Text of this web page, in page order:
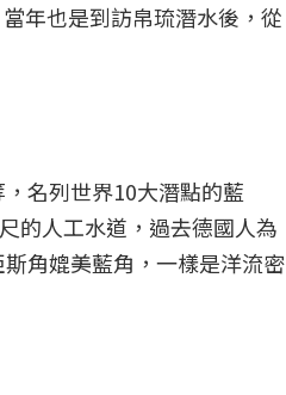
年也是到訪帛琉潛水後，從
名列世界10大潛點的藍
的人工水道，過去德國人為
角媲美藍角，一樣是洋流密